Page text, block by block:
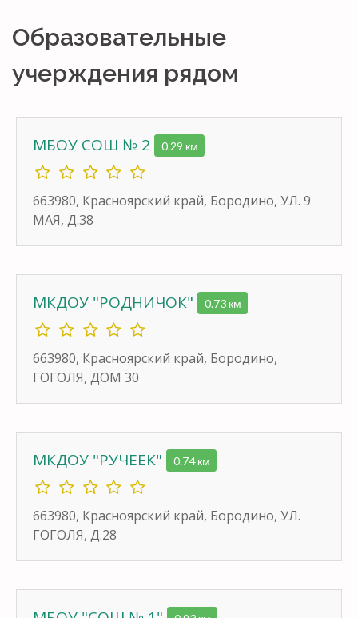
Образовательные
учерждения рядом
МБОУ СОШ № 2 0.29 км
663980, Красноярский край, Бородино, УЛ. 9
МАЯ, Д.38
МКДОУ "РОДНИЧОК" 0.73 км
663980, Красноярский край, Бородино,
ГОГОЛЯ, ДОМ 30
МКДОУ "РУЧЕЁК" 0.74 км
663980, Красноярский край, Бородино, УЛ.
ГОГОЛЯ, Д.28